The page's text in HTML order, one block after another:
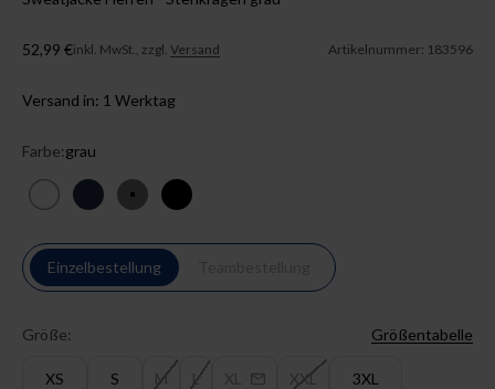
Angebot
52,99 €inkl. MwSt., zzgl. Versand Artikelnummer: 183596
Versand in: 1 Werktag
Farbe:grau
weiß navy grau schwarz
Einzelbestellung
Größe: Größentabelle
XS S M L XL XXL 3XL